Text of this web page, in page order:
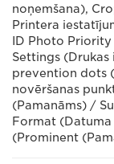
noņemšana),
Printera
ID Photo
Settings (Drukas
prevention dots
novēršanas
(Pamanāms) /
Format
(Prominent